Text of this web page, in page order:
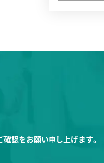
認をお願い申し上げます。